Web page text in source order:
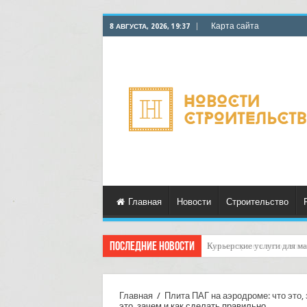
8 АВГУСТА, 2026, 19:37 Карта сайта
Главная Новости Строительство
Последние новости Как настроить
Главная / Плита ПАГ на аэродроме: что